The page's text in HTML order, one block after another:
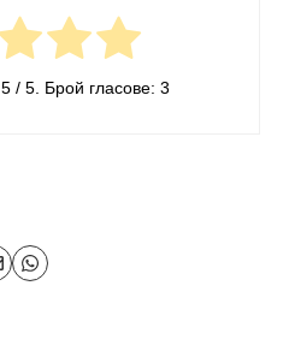
5/ 5. Брой гласове: 3